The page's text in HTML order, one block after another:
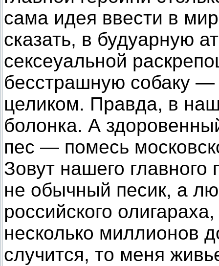
сама идея ввести в
сказать, в будуарную
сексеуальной
бесстрашную собаку
целиком. Правда, в
болонка. А
пес — помесь
Зовут нашего главного
не обычный песик, а
российского
несколько миллионов
случится, то меня